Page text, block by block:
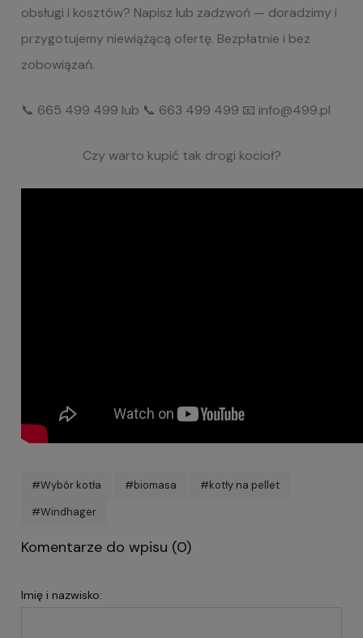
obsługi i kosztów? Napisz lub zadzwoń — doradzimy i
przygotujemy niewiążącą ofertę. Bezpłatnie i bez
zobowiązań.
📞 665 499 499 lub 📞 663 499 499 📧 info@499.pl
Czy warto kupić tak drogi kocioł?
#Wybór kotła #biomasa
#kotły na pellet
#Windhager
Komentarze do wpisu (0)
Imię i nazwisko: